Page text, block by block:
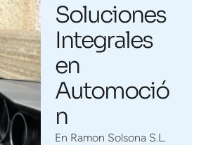
Soluciones
Integrales
en
Automoció
n
En Ramon Solsona S.L.